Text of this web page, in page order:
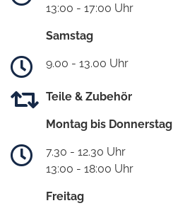
13:00 - 17:00 Uhr
Samstag
9.00 - 13.00 Uhr
Teile & Zubehör
Montag bis Donnerstag
7.30 - 12.30 Uhr
13:00 - 18:00 Uhr
Freitag